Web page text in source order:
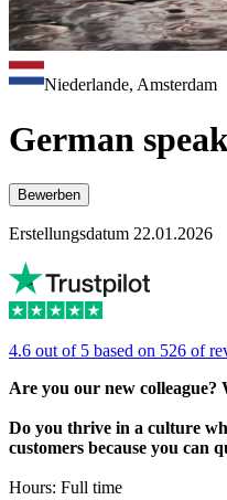
Niederlande, Amsterdam
German
Bewerben
Erstellungsdatum 22.01.2026
4.6 out of 5 based on 526 of
Are you our new
Do you thrive in a culture
customers because you can
Hours: Full time